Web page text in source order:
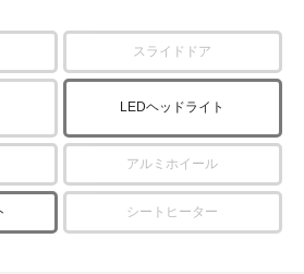
スライドドア
LEDヘッドライト
アルミホイール
シートヒーター